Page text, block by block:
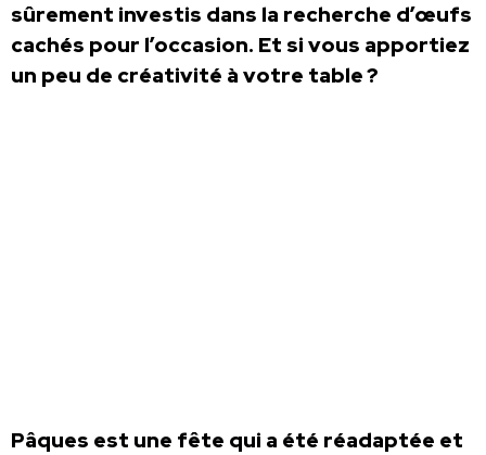
sûrement investis dans la recherche d’œufs
cachés pour l’occasion. Et si vous apportiez
un peu de créativité à votre table ?
Pâques est une fête qui a été réadaptée et